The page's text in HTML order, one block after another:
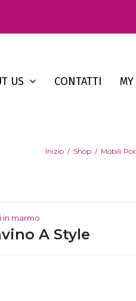
US CONTATTI
Inizio / Shop / Mobili
in marmo
A Style